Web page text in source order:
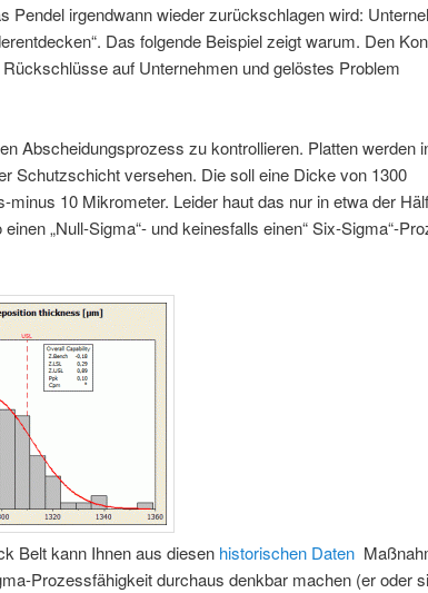
Pendel irgendwann wieder zurückschlagen wird:
Das folgende Beispiel zeigt warum. Den
auf Unternehmen und gelöstes Problem
Abscheidungsprozess zu kontrollieren. Platten werden
Schutzschicht versehen. Die soll eine Dicke von 1300
minus 10 Mikrometer. Leider haut das nur in etwa der
„Null-Sigma“- und keinesfalls einen“ Six-Sigma“-
Belt kann Ihnen aus diesen historischen Daten
Prozessfähigkeit durchaus denkbar machen (er oder